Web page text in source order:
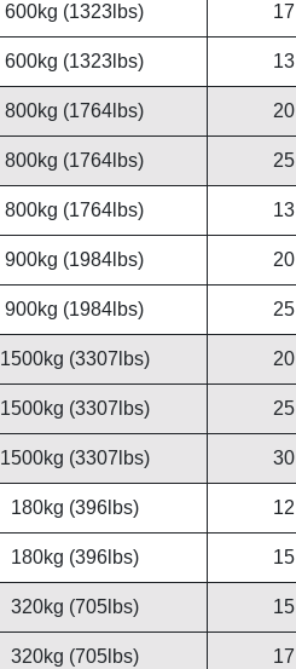
600kg (1323lbs) 17
600kg (1323lbs) 13
800kg (1764lbs) 20
800kg (1764lbs) 25
800kg (1764lbs) 13
900kg (1984lbs) 20
900kg (1984lbs) 25
1500kg (3307lbs) 20
1500kg (3307lbs) 25
1500kg (3307lbs) 30
180kg (396lbs) 12
180kg (396lbs) 15
320kg (705lbs) 15
320kg (705lbs) 17